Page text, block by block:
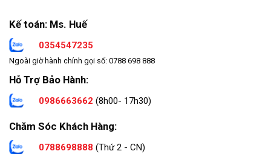
Kế toán: Ms. Huế
0354547235
Ngoài giờ hành chính gọi số: 0788 698 888
Hỗ Trợ Bảo Hành:
0986663662 (8h00- 17h30)
Chăm Sóc Khách Hàng:
0788698888 (Thứ 2 - CN)